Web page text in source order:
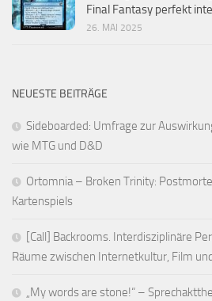
Final Fantasy perfekt
26. MAI 2025
NEUESTE BEITRÄGE
Sideboarded: Umfrage zur
wie MTG und D&D
Ortomnia – Broken Trinity:
Kartenspiels
[Call] Backrooms. Interdisziplinäre
Räume zwischen Internetkultur, Film
„My words are stone!“ –